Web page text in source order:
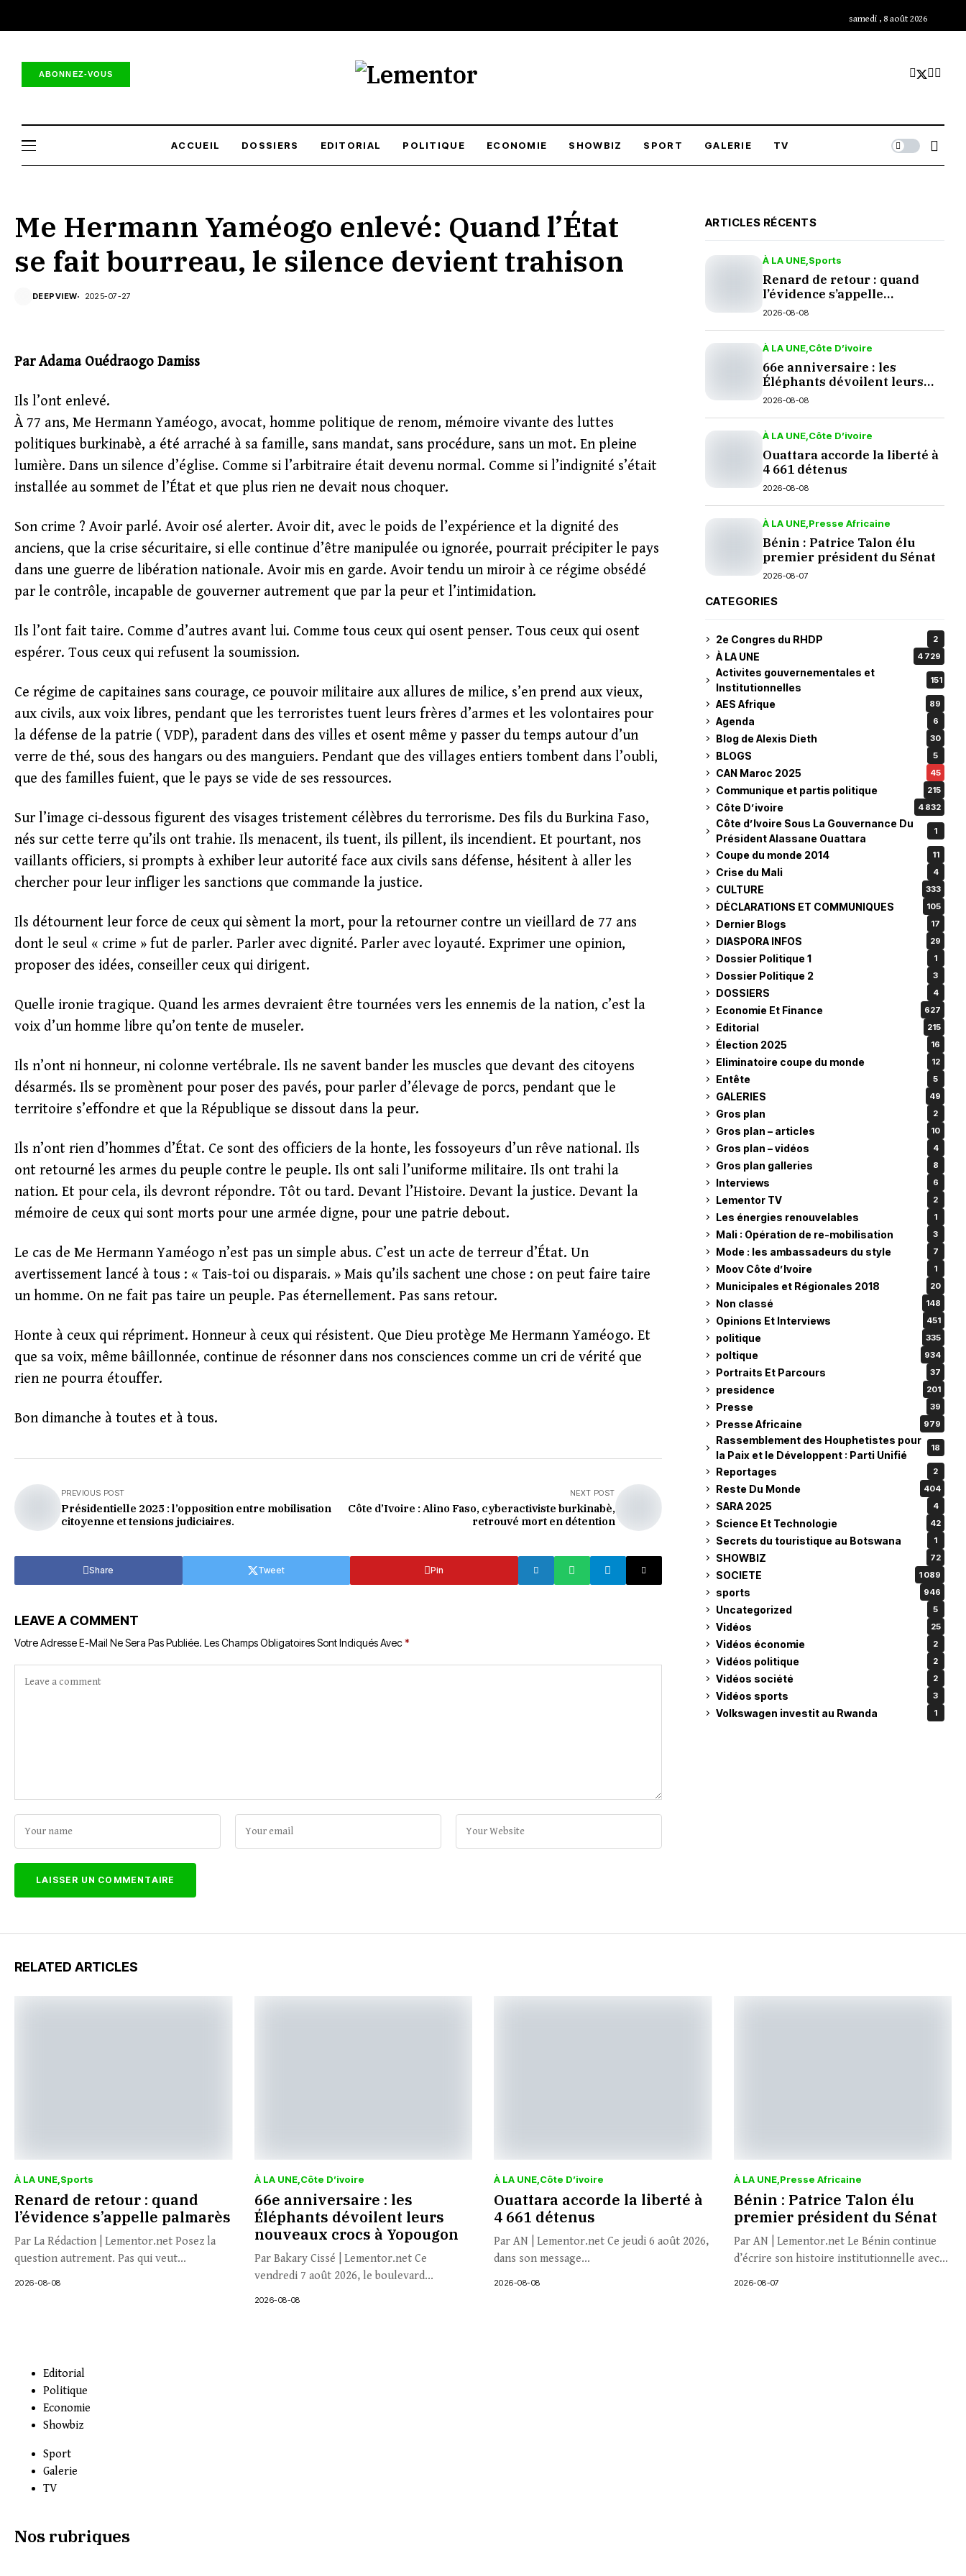
samedi , 8 août 2026
ABONNEZ-VOUS
ACCUEIL DOSSIERS EDITORIAL POLITIQUE ECONOMIE SHOWBIZ SPORT GALERIE TV
Me Hermann Yaméogo enlevé: Quand l’État
se fait bourreau, le silence devient trahison
DEEPVIEW 2025-07-27
Par Adama Ouédraogo Damiss
Ils l’ont enlevé.
À 77 ans, Me Hermann Yaméogo, avocat, homme politique de renom, mémoire vivante des luttes
politiques burkinabè, a été arraché à sa famille, sans mandat, sans procédure, sans un mot. En pleine
lumière. Dans un silence d’église. Comme si l’arbitraire était devenu normal. Comme si l’indignité s’était
installée au sommet de l’État et que plus rien ne devait nous choquer.
Son crime ? Avoir parlé. Avoir osé alerter. Avoir dit, avec le poids de l’expérience et la dignité des
anciens, que la crise sécuritaire, si elle continue d’être manipulée ou ignorée, pourrait précipiter le pays
dans une guerre de libération nationale. Avoir mis en garde. Avoir tendu un miroir à ce régime obsédé
par le contrôle, incapable de gouverner autrement que par la peur et l’intimidation.
Ils l’ont fait taire. Comme d’autres avant lui. Comme tous ceux qui osent penser. Tous ceux qui osent
espérer. Tous ceux qui refusent la soumission.
Ce régime de capitaines sans courage, ce pouvoir militaire aux allures de milice, s’en prend aux vieux,
aux civils, aux voix libres, pendant que les terroristes tuent leurs frères d’armes et les volontaires pour
la défense de la patrie ( VDP), paradent dans des villes et osent même y passer du temps autour d’un
verre de thé, sous des hangars ou des manguiers. Pendant que des villages entiers tombent dans l’oubli,
que des familles fuient, que le pays se vide de ses ressources.
Sur l’image ci-dessous figurent des visages tristement célèbres du terrorisme. Des fils du Burkina Faso,
nés sur cette terre qu’ils ont trahie. Ils menacent, ils tuent, ils pillent, ils incendient. Et pourtant, nos
vaillants officiers, si prompts à exhiber leur autorité face aux civils sans défense, hésitent à aller les
chercher pour leur infliger les sanctions que commande la justice.
Ils détournent leur force de ceux qui sèment la mort, pour la retourner contre un vieillard de 77 ans
dont le seul « crime » fut de parler. Parler avec dignité. Parler avec loyauté. Exprimer une opinion,
proposer des idées, conseiller ceux qui dirigent.
Quelle ironie tragique. Quand les armes devraient être tournées vers les ennemis de la nation, c’est la
voix d’un homme libre qu’on tente de museler.
Ils n’ont ni honneur, ni colonne vertébrale. Ils ne savent bander les muscles que devant des citoyens
désarmés. Ils se promènent pour poser des pavés, pour parler d’élevage de porcs, pendant que le
territoire s’effondre et que la République se dissout dans la peur.
Ils n’ont rien d’hommes d’État. Ce sont des officiers de la honte, les fossoyeurs d’un rêve national. Ils
ont retourné les armes du peuple contre le peuple. Ils ont sali l’uniforme militaire. Ils ont trahi la
nation. Et pour cela, ils devront répondre. Tôt ou tard. Devant l’Histoire. Devant la justice. Devant la
mémoire de ceux qui sont morts pour une armée digne, pour une patrie debout.
Le cas de Me Hermann Yaméogo n’est pas un simple abus. C’est un acte de terreur d’État. Un
avertissement lancé à tous : « Tais-toi ou disparais. » Mais qu’ils sachent une chose : on peut faire taire
un homme. On ne fait pas taire un peuple. Pas éternellement. Pas sans retour.
Honte à ceux qui répriment. Honneur à ceux qui résistent. Que Dieu protège Me Hermann Yaméogo. Et
que sa voix, même bâillonnée, continue de résonner dans nos consciences comme un cri de vérité que
rien ne pourra étouffer.
Bon dimanche à toutes et à tous.
PREVIOUS POST
Présidentielle 2025 : l’opposition entre mobilisation
citoyenne et tensions judiciaires.
NEXT POST
Côte d’Ivoire : Alino Faso, cyberactiviste burkinabè,
retrouvé mort en détention
Share Tweet Pin
LEAVE A COMMENT
Votre Adresse E-Mail Ne Sera Pas Publiée. Les Champs Obligatoires Sont Indiqués Avec*
ARTICLES RÉCENTS
À LA UNE Sports
Renard de retour : quand
l’évidence s’appelle
palmarès
2026-08-08
À LA UNE Côte D’ivoire
66e anniversaire : les
Éléphants dévoilent leurs
nouveaux crocs à Yopougon
2026-08-08
À LA UNE Côte D’ivoire
Ouattara accorde la liberté à
4 661 détenus
2026-08-08
À LA UNE Presse Africaine
Bénin : Patrice Talon élu
premier président du Sénat
2026-08-07
CATEGORIES
2e Congres du RHDP 2
À LA UNE 4 729
Activites gouvernementales et
Institutionnelles
151
AES Afrique 89
Agenda 6
Blog de Alexis Dieth 30
BLOGS 5
CAN Maroc 2025 45
Communique et partis politique 215
Côte D’ivoire 4 832
Côte d’Ivoire Sous La Gouvernance Du
Président Alassane Ouattara
1
Coupe du monde 2014 11
Crise du Mali 4
CULTURE 333
DÉCLARATIONS ET COMMUNIQUES 105
Dernier Blogs 17
DIASPORA INFOS 29
Dossier Politique 1 1
Dossier Politique 2 3
DOSSIERS 4
Economie Et Finance 627
Editorial 215
Élection 2025 16
Eliminatoire coupe du monde 12
Entête 5
GALERIES 49
Gros plan 2
Gros plan – articles 10
Gros plan – vidéos 4
Gros plan galleries 8
Interviews 6
Lementor TV 2
Les énergies renouvelables 1
Mali : Opération de re-mobilisation 3
Mode : les ambassadeurs du style 7
Moov Côte d’Ivoire 1
Municipales et Régionales 2018 20
Non classé 148
Opinions Et Interviews 451
politique 335
poltique 934
Portraits Et Parcours 37
presidence 201
Presse 39
Presse Africaine 979
Rassemblement des Houphetistes pour
la Paix et le Développent : Parti Unifié
18
Reportages 2
Reste Du Monde 404
SARA 2025 4
Science Et Technologie 42
Secrets du touristique au Botswana 1
SHOWBIZ 72
SOCIETE 1 089
sports 946
Uncategorized 5
Vidéos 25
Vidéos économie 2
Vidéos politique 2
Vidéos société 2
Vidéos sports 3
Volkswagen investit au Rwanda 1
RELATED ARTICLES
À LA UNE Sports
Renard de retour : quand
l’évidence s’appelle palmarès
Par La Rédaction | Lementor.net Posez la
question autrement. Pas qui veut...
2026-08-08
À LA UNE Côte D’ivoire
66e anniversaire : les
Éléphants dévoilent leurs
nouveaux crocs à Yopougon
Par Bakary Cissé | Lementor.net Ce
vendredi 7 août 2026, le boulevard...
2026-08-08
À LA UNE Côte D’ivoire
Ouattara accorde la liberté à
4 661 détenus
Par AN | Lementor.net Ce jeudi 6 août 2026,
dans son message...
2026-08-08
À LA UNE Presse Africaine
Bénin : Patrice Talon élu
premier président du Sénat
Par AN | Lementor.net Le Bénin continue
d’écrire son histoire institutionnelle avec...
2026-08-07
Editorial
Politique
Economie
Showbiz
Sport
Galerie
TV
Nos rubriques